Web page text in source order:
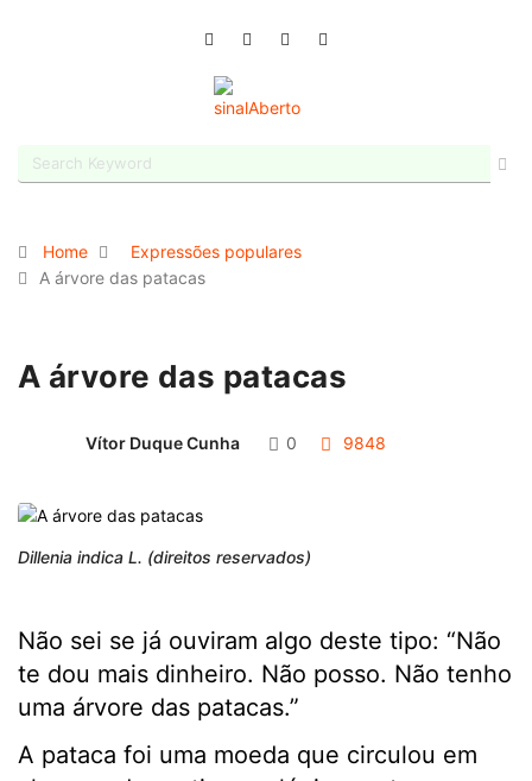
Home
Expressões populares
A árvore das patacas
A árvore das patacas
Vítor Duque Cunha 0 9848
Dillenia indica L. (direitos reservados)
Não sei se já ouviram algo deste tipo: “Não
te dou mais dinheiro. Não posso. Não tenho
uma árvore das patacas.”
A pataca foi uma moeda que circulou em